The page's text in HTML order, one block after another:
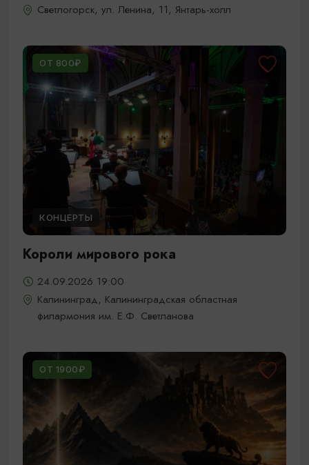
Светлогорск, ул. Ленина, 11, Янтарь-холл
ОТ 800₽
КОНЦЕРТЫ
Короли мирового рока
24.09.2026 19:00
Калининград, Калининградская областная
филармония им. Е.Ф. Светланова
ОТ 1900₽